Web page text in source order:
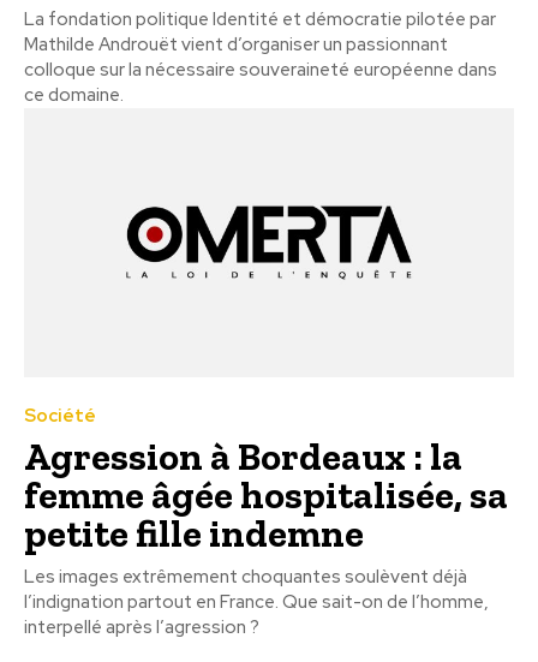
La fondation politique Identité et démocratie pilotée par
Mathilde Androuët vient d’organiser un passionnant
colloque sur la nécessaire souveraineté européenne dans
ce domaine.
Société
Agression à Bordeaux : la
femme âgée hospitalisée, sa
petite fille indemne
Les images extrêmement choquantes soulèvent déjà
l’indignation partout en France. Que sait-on de l’homme,
interpellé après l’agression ?